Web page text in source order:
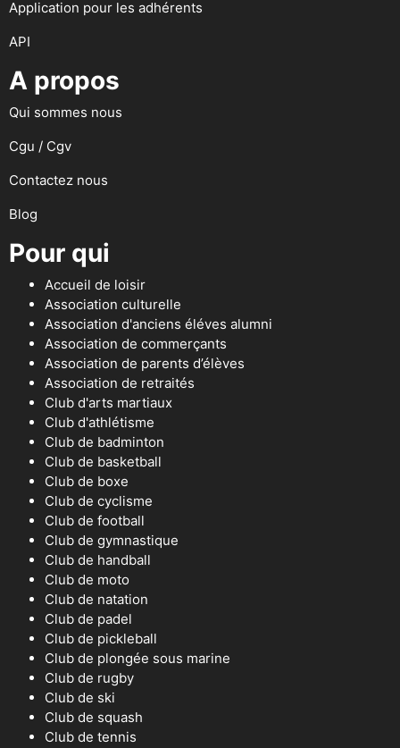
Application pour les adhérents
API
A propos
Qui sommes nous
Cgu / Cgv
Contactez nous
Blog
Pour qui
Accueil de loisir
Association culturelle
Association d'anciens éléves alumni
Association de commerçants
Association de parents d’élèves
Association de retraités
Club d'arts martiaux
Club d'athlétisme
Club de badminton
Club de basketball
Club de boxe
Club de cyclisme
Club de football
Club de gymnastique
Club de handball
Club de moto
Club de natation
Club de padel
Club de pickleball
Club de plongée sous marine
Club de rugby
Club de ski
Club de squash
Club de tennis